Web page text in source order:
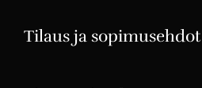
Tilaus ja sopimusehdot